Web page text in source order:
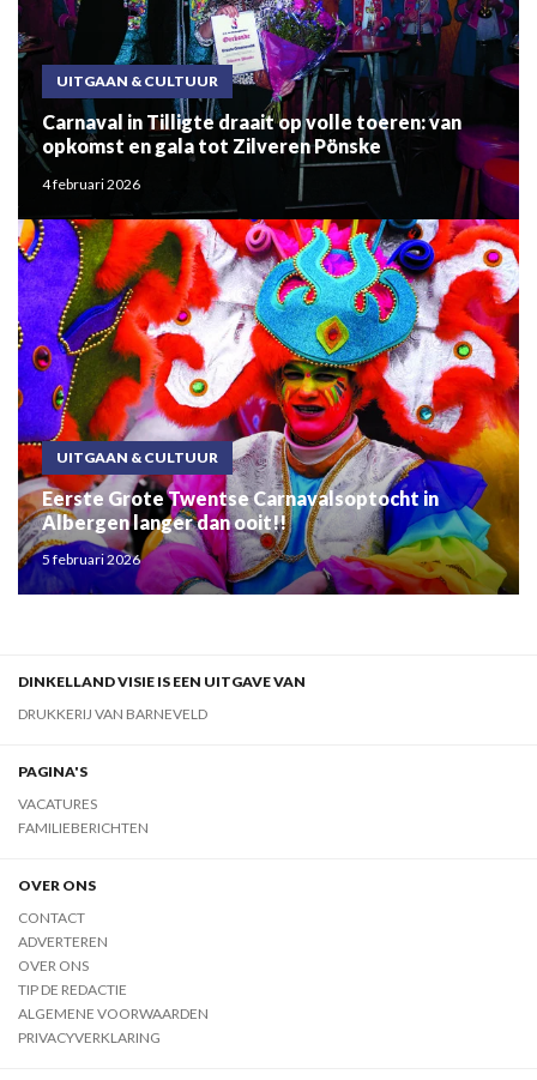
UITGAAN & CULTUUR
Carnaval in Tilligte draait op volle toeren: van
opkomst en gala tot Zilveren Pönske
4 februari 2026
UITGAAN & CULTUUR
Eerste Grote Twentse Carnavalsoptocht in
Albergen langer dan ooit!!
5 februari 2026
DINKELLAND VISIE IS EEN UITGAVE VAN
DRUKKERIJ VAN BARNEVELD
PAGINA'S
VACATURES
FAMILIEBERICHTEN
OVER ONS
CONTACT
ADVERTEREN
OVER ONS
TIP DE REDACTIE
ALGEMENE VOORWAARDEN
PRIVACYVERKLARING